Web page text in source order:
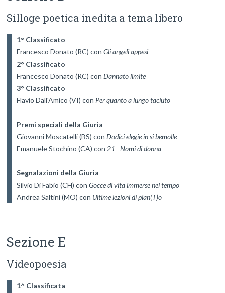
Silloge poetica inedita a tema libero
1° Classificato
Francesco Donato (RC) con Gli angeli appesi
2° Classificato
Francesco Donato (RC) con Dannato limite
3° Classificato
Flavio Dall'Amico (VI) con Per quanto a lungo taciuto
Premi speciali della Giuria
Giovanni Moscatelli (BS) con Dodici elegie in si bemolle
Emanuele Stochino (CA) con 21 - Nomi di donna
Segnalazioni della Giuria
Silvio Di Fabio (CH) con Gocce di vita immerse nel tempo
Andrea Saltini (MO) con Ultime lezioni di pian(T)o
Sezione E
Videopoesia
1^ Classificata